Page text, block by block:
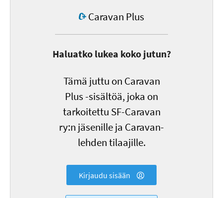
Caravan Plus
Haluatko lukea koko jutun?
Tämä juttu on Caravan
Plus -sisältöä, joka on
tarkoitettu SF-Caravan
ry:n jäsenille ja Caravan-
lehden tilaajille.
Kirjaudu sisään